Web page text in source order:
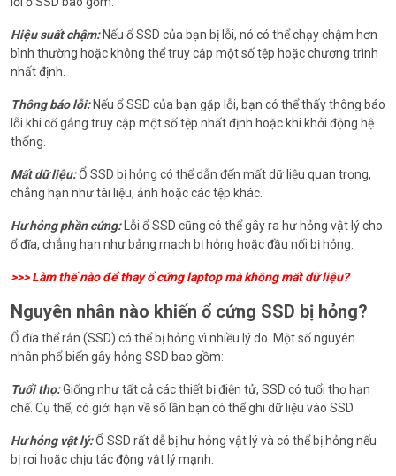
Hiệu suất chậm:Nếu ổ SSD của bạn bị lỗi, nó có thể chạy chậm hơn
bình thường hoặc không thể truy cập một số tệp hoặc chương trình
nhất định.
Thông báo lỗi:Nếu ổ SSD của bạn gặp lỗi, bạn có thể thấy thông báo
lỗi khi cố gắng truy cập một số tệp nhất định hoặc khi khởi động hệ
thống.
Mất dữ liệu:Ổ SSD bị hỏng có thể dẫn đến mất dữ liệu quan trọng,
chẳng hạn như tài liệu, ảnh hoặc các tệp khác.
Hư hỏng phần cứng:
Lỗi ổ SSD cũng có thể gây ra hư hỏng vật lý cho
ổ đĩa, chẳng hạn như bảng mạch bị hỏng hoặc đầu nối bị hỏng.
>>>Làm thế nào để thay ổ cứng laptop mà không mất dữ liệu?
Nguyên nhân nào khiến ổ cứng SSD bị hỏng?
Ổ đĩa thể rắn (SSD) có thể bị hỏng vì nhiều lý do. Một số nguyên
nhân phổ biến gây hỏng SSD bao gồm:
Tuổi thọ:Giống như tất cả các thiết bị điện tử, SSD có tuổi thọ hạn
chế. Cụ thể, có giới hạn về số lần bạn có thể ghi dữ liệu vào SSD.
Hư hỏng vật lý:Ổ SSD rất dễ bị hư hỏng vật lý và có thể bị hỏng nếu
bị rơi hoặc chịu tác động vật lý mạnh.